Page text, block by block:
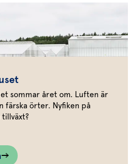
sommar året om. Luften är
färska örter. Nyfiken på